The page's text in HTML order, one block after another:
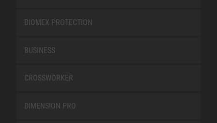
BIOMEX PROTECTION
BUSINESS
CROSSWORKER
DIMENSION PRO